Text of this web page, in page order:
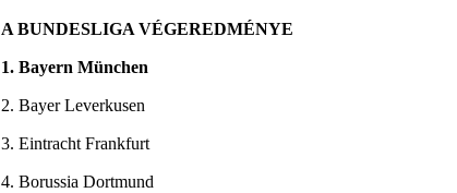
A BUNDESLIGA VÉGEREDMÉNYE
1. Bayern München
2. Bayer Leverkusen
3. Eintracht Frankfurt
4. Borussia Dortmund